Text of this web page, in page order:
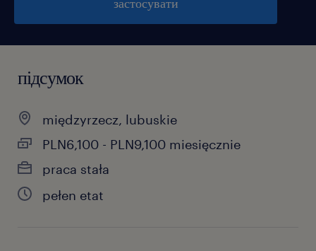
підсумок
międzyrzecz, lubuskie
PLN6,100 - PLN9,100 miesięcznie
praca stała
pełen etat